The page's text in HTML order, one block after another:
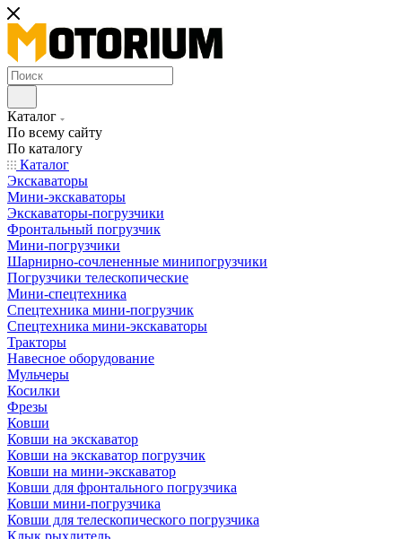
Каталог
По всему сайту
По каталогу
Каталог
Экскаваторы
Мини-экскаваторы
Экскаваторы-погрузчики
Фронтальный погрузчик
Мини-погрузчики
Шарнирно-сочлененные минипогрузчики
Погрузчики телескопические
Мини-спецтехника
Спецтехника мини-погрузчик
Спецтехника мини-экскаваторы
Тракторы
Навесное оборудование
Мульчеры
Косилки
Фрезы
Ковши
Ковши на экскаватор
Ковши на экскаватор погрузчик
Ковши на мини-экскаватор
Ковши для фронтального погрузчика
Ковши мини-погрузчика
Ковши для телескопического погрузчика
Клык рыхлитель